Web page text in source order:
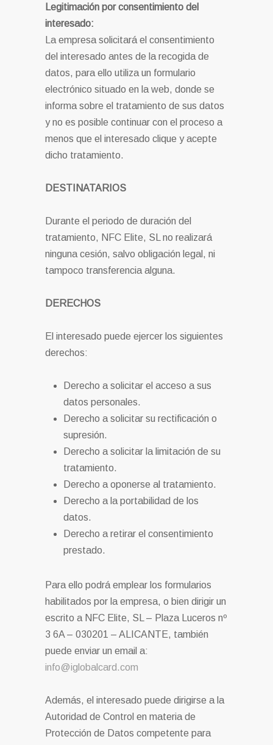
Legitimación por consentimiento del
interesado:
La empresa solicitará el consentimiento
del interesado antes de la recogida de
datos, para ello utiliza un formulario
electrónico situado en la web, donde se
informa sobre el tratamiento de sus datos
y no es posible continuar con el proceso a
menos que el interesado clique y acepte
dicho tratamiento.
DESTINATARIOS
Durante el periodo de duración del
tratamiento, NFC Elite, SL no realizará
ninguna cesión, salvo obligación legal, ni
tampoco transferencia alguna.
DERECHOS
El interesado puede ejercer los siguientes
derechos:
Derecho a solicitar el acceso a sus
datos personales.
Derecho a solicitar su rectificación o
supresión.
Derecho a solicitar la limitación de su
tratamiento.
Derecho a oponerse al tratamiento.
Derecho a la portabilidad de los
datos.
Derecho a retirar el consentimiento
prestado.
Para ello podrá emplear los formularios
habilitados por la empresa, o bien dirigir un
escrito a NFC Elite, SL – Plaza Luceros nº
3 6A – 030201 – ALICANTE, también
puede enviar un email a:
info@iglobalcard.com
Además, el interesado puede dirigirse a la
Autoridad de Control en materia de
Protección de Datos competente para